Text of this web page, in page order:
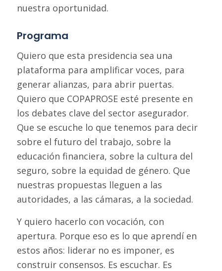
nuestra oportunidad.
Programa
Quiero que esta presidencia sea una
plataforma para amplificar voces, para
generar alianzas, para abrir puertas.
Quiero que COPAPROSE esté presente en
los debates clave del sector asegurador.
Que se escuche lo que tenemos para decir
sobre el futuro del trabajo, sobre la
educación financiera, sobre la cultura del
seguro, sobre la equidad de género. Que
nuestras propuestas lleguen a las
autoridades, a las cámaras, a la sociedad.
Y quiero hacerlo con vocación, con
apertura. Porque eso es lo que aprendí en
estos años: liderar no es imponer, es
construir consensos. Es escuchar. Es